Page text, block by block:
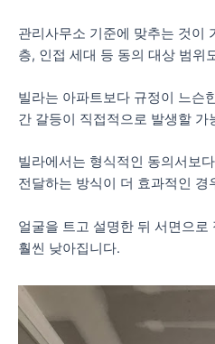
관리사무소 기준에 맞추는 것이
층, 인접 세대 등 동의 대상 범위
빌라는 아파트보다 규정이 느슨
간 갈등이 직접적으로 발생할 가
빌라에서는 형식적인 동의서보
전달하는 방식이 더 효과적인 경
얼굴을 트고 설명한 뒤 서면으로
훨씬 낮아집니다.